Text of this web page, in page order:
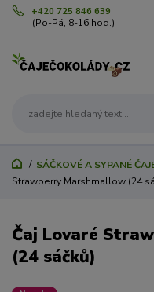
+420 725 846 639
(Po-Pá, 8-16 hod.)
SÁČKOVÉ A SYPANÉ
Strawberry Marshmallow (24
Čaj Lovaré
(24 sáčků)